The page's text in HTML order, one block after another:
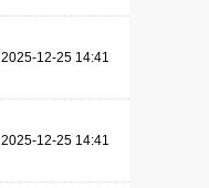
2025-12-25 14:41
2025-12-25 14:41